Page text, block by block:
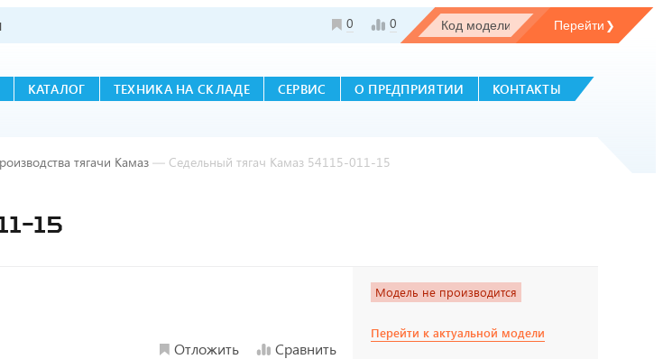
0 0
КАТАЛОГ ТЕХНИКА НА СКЛАДЕ СЕРВИС О ПРЕДПРИЯТИИ КОНТАКТЫ
тягачи Камаз — Седельный тягач Камаз 54115-011-15
15
Отложить
Сравнить
Модель не производится
Перейти к актуальной модели